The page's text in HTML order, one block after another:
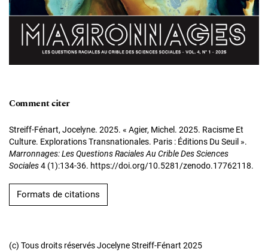
Comment citer
Streiff-Fénart, Jocelyne. 2025. « Agier, Michel. 2025. Racisme Et
Culture. Explorations Transnationales. Paris : Éditions Du Seuil ».
Marronnages: Les Questions Raciales Au Crible Des Sciences
Sociales4 (1):134-36. https://doi.org/10.5281/zenodo.17762118.
Formats de citations
(c) Tous droits réservés Jocelyne Streiff-Fénart 2025